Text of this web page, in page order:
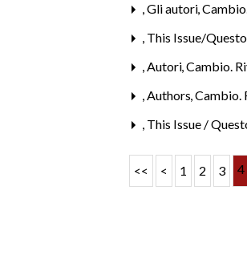
,Gli autori,
, This Issue/
,Autori,Cambio.
,Authors,Cambio.
, This Issue /
<< < 1 2 3 4